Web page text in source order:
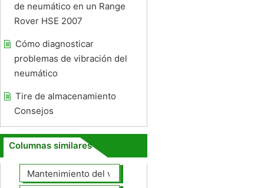
de neumático en un Range
Rover HSE 2007
Cómo diagnosticar
problemas de vibración del
neumático
Tire de almacenamiento
Consejos
Columnas similares
Mantenimiento del vehículo